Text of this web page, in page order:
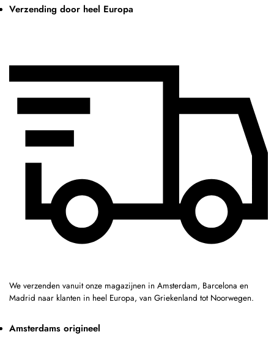
Verzending door heel Europa
We verzenden vanuit onze magazijnen in Amsterdam, Barcelona en
Madrid naar klanten in heel Europa, van Griekenland tot Noorwegen.
Amsterdams origineel